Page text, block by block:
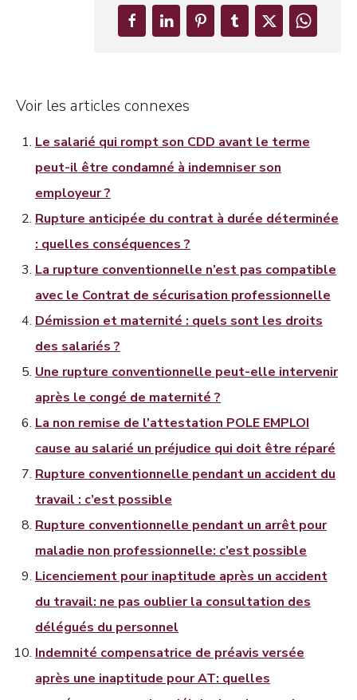
Voir les articles connexes
Le salarié qui rompt son CDD avant le terme
peut-il être condamné à indemniser son
employeur ?
Rupture anticipée du contrat à durée déterminée
: quelles conséquences ?
La rupture conventionnelle n’est pas compatible
avec le Contrat de sécurisation professionnelle
Démission et maternité : quels sont les droits
des salariés ?
Une rupture conventionnelle peut-elle intervenir
après le congé de maternité ?
La non remise de l’attestation POLE EMPLOI
cause au salarié un préjudice qui doit être réparé
Rupture conventionnelle pendant un accident du
travail : c’est possible
Rupture conventionnelle pendant un arrêt pour
maladie non professionnelle: c’est possible
Licenciement pour inaptitude après un accident
du travail: ne pas oublier la consultation des
délégués du personnel
Indemnité compensatrice de préavis versée
après une inaptitude pour AT: quelles